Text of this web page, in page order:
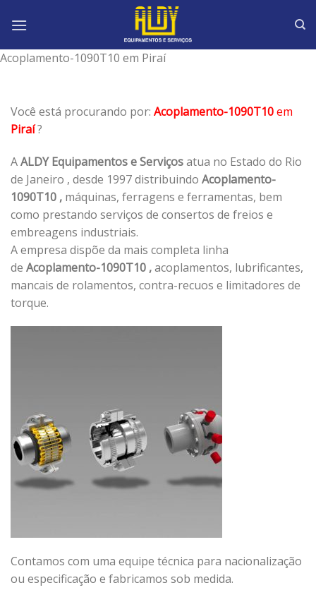
Acoplamento-1090T10 em Piraí
Você está procurando por: Acoplamento-1090T10em
Piraí?
AALDY Equipamentos e Serviçosatua no Estado do Rio
de Janeiro , desde 1997 distribuindo Acoplamento-
1090T10 , máquinas, ferragens e ferramentas, bem
como prestando serviços de consertos de freios e
embreagens industriais.
A empresa dispõe da mais completa linha
de Acoplamento-1090T10 ,acoplamentos, lubrificantes,
mancais de rolamentos, contra-recuos e limitadores de
torque.
Contamos com uma equipe técnica para nacionalização
ou especificação e fabricamos sob medida.